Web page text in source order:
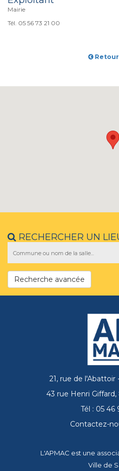
Mairie
Tél. 05 56 73 21 00
RECHERCHER UN
Recherche avancée
21, rue de l'Abattoir
43 rue Henri
Tél : 05 46
Contactez-
L'APMAC est une
Ville de